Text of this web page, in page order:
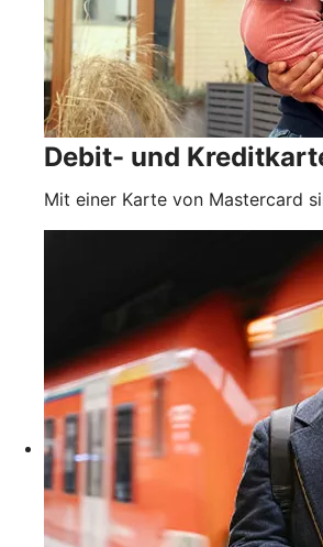
Debit- und
Mit einer Karte von Mastercard